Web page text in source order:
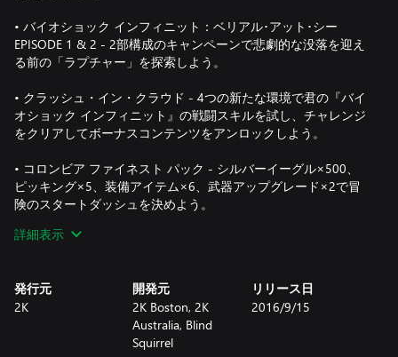
• バイオショック インフィニット：ベリアル･アット･シー
EPISODE 1 & 2 - 2部構成のキャンペーンで悲劇的な没落を迎え
る前の「ラプチャー」を探索しよう。
• クラッシュ・イン・クラウド - 4つの新たな環境で君の『バイ
オショック インフィニット』の戦闘スキルを試し、チャレンジ
をクリアしてボーナスコンテンツをアンロックしよう。
• コロンビア ファイネスト パック - シルバーイーグル×500、
ピッキング×5、装備アイテム×6、武器アップグレード×2で冒
険のスタートダッシュを決めよう。
• アーリーバード スペシャル パック - マシンガン・ダメージア
備を充実させよう。
詳細表示
発行元
2K
開発元
2K Boston, 2K
Australia, Blind
Squirrel
リリース日
2016/9/15